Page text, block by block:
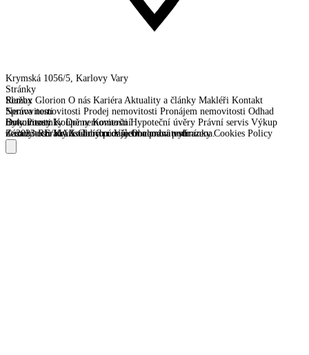
Krymská 1056/5, Karlovy Vary
Stránky
Remax Glorion O nás Kariéra Aktuality a články Makléři Kontakt
Služby
Správa nemovitosti Prodej nemovitosti Pronájem nemovitosti Odhad
nemovitosti Koupě nemovitosti Hypoteční úvěry Právní servis Výkup
nemovitosti Krátkodobý pronájem nemovitostí
Nemovitosti
Byty Pozemky Domy Komerční
Dokumenty
Zásady ochrany osobních údajů Obchodní podmínky Cookies Policy
© 2023 RE/MAX Glorion. Všechna práva vyhrazena.